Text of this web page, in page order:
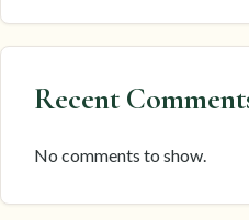
Recent
No comments to show.